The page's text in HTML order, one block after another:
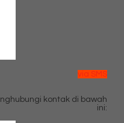
via SMS
kontak di bawah
ini: